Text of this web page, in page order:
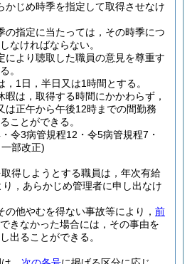
かじめ時季を指定して取得させなけ
の指定に当たっては，その時季につ
なければならない。
により聴取した職員の意見を尊重す
。
1日，半日又は1時間とする。
暇は，取得する時間にかかわらず，
は正午から午後12時までの間勤務
ことができる。
令3病管規程12・令5病管規程7・
部改正)
得しようとする職員は，年次有給
り，あらかじめ管理者に申し出なけ
他やむを得ない事故等により， 前
きなかった場合には，その事由を
出ることができる。